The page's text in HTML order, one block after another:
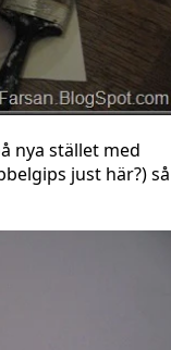
nya stället med
just här?) så